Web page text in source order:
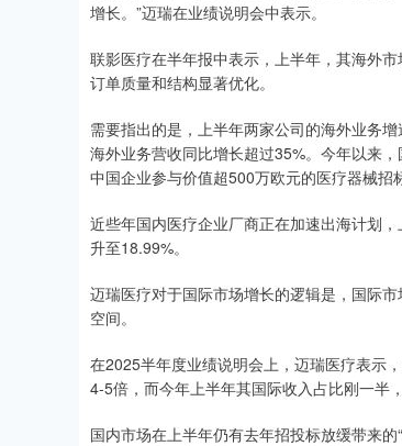
增长。”迈瑞在业绩说明会中表示。
联影医疗在半年报中表示，上半年，其海外
订单质量和结构显著优化。
需要指出的是，上半年两家公司的海外业务
海外业务营收同比增长超过35%。今年以来
中国企业参与价值超500万欧元的医疗器械招
近些年国内医疗企业厂商正在加速出海计划
升至18.99%。
迈瑞医疗对于国际市场增长的逻辑是，国际
空间。
在2025半年度业绩说明会上，迈瑞医疗表示
4-5倍，而今年上半年其国际收入占比刚一半
国内市场在上半年仍有去年招投标放缓带来